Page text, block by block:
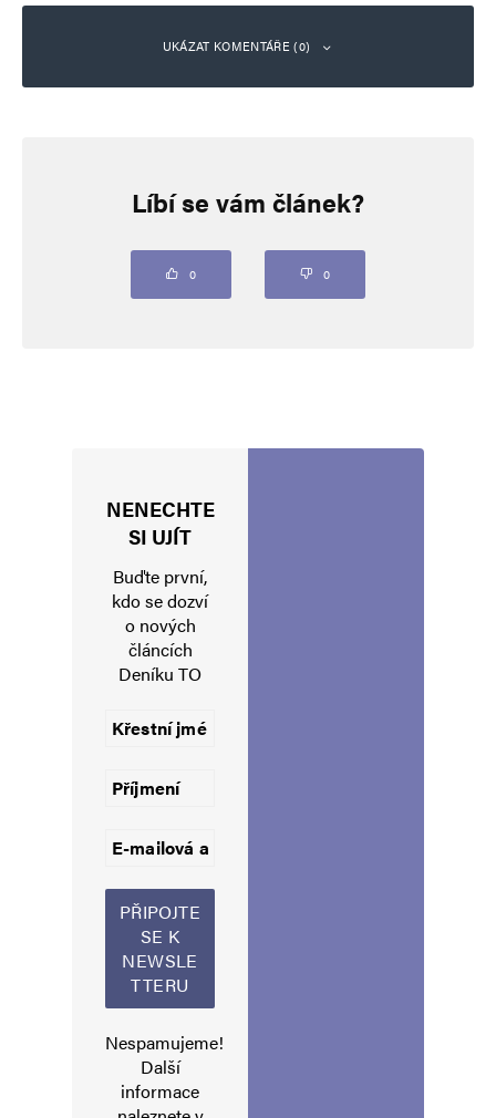
UKÁZAT KOMENTÁŘE (0)
Vaše e-mailová adresa nebude zveřejněna. Vyžadované informace jsou
Uložit do prohlížeče jméno, e-mail a webovou stránku pro budoucí
Informujte mě o nových komentářích e-mailem.
Alternative:
Líbí se vám článek?
0 0
NENECHTE
SI UJÍT
Buďte první,
kdo se dozví
o nových
článcích
Deníku TO
Nespamujeme!
Další
informace